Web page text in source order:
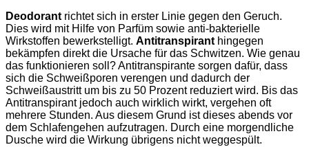
Deodorant richtet sich in erster Linie gegen den Geruch.
Dies wird mit Hilfe von Parfüm sowie anti-bakterielle
Wirkstoffen bewerkstelligt. Antitranspirant hingegen
bekämpfen direkt die Ursache für das Schwitzen. Wie genau
das funktionieren soll? Antitranspirante sorgen dafür, dass
sich die Schweißporen verengen und dadurch der
Schweißaustritt um bis zu 50 Prozent reduziert wird. Bis das
Antitranspirant jedoch auch wirklich wirkt, vergehen oft
mehrere Stunden. Aus diesem Grund ist dieses abends vor
dem Schlafengehen aufzutragen. Durch eine morgendliche
Dusche wird die Wirkung übrigens nicht weggespült.